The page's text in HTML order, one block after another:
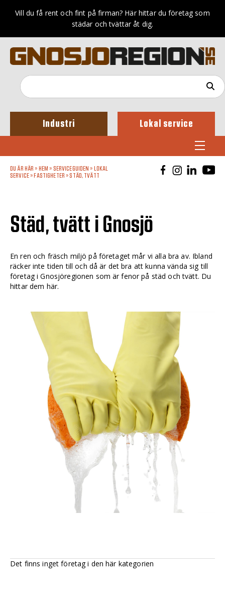
Vill du få rent och fint på firman? Här hittar du företag som
städar och tvättar åt dig.
Industri Lokal service
DU ÄR HÄR » HEM » SERVICEGUIDEN »
LOKAL
SERVICE» FASTIGHETER »STÄD, TVÄTT
Städ, tvätt i Gnosjö
En ren och fräsch miljö på företaget mår vi alla bra av. Ibland
räcker inte tiden till och då är det bra att kunna vända sig till
företag i Gnosjöregionen som är fenor på städ och tvätt. Du
hittar dem här.
Det finns inget företag i den här kategorien